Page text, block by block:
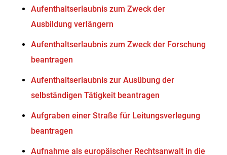
Aufenthaltserlaubnis zum Zweck der
Ausbildung verlängern
Aufenthaltserlaubnis zum Zweck der Forschung
beantragen
Aufenthaltserlaubnis zur Ausübung der
selbständigen Tätigkeit beantragen
Aufgraben einer Straße für Leitungsverlegung
beantragen
Aufnahme als europäischer Rechtsanwalt in die